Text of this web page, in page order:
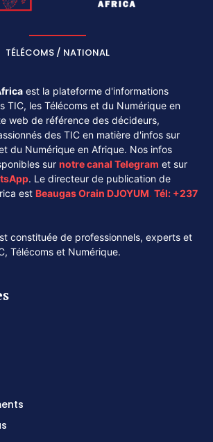
TÉLÉCOMS / NATIONAL
est la plateforme d'informations
TIC, les Télécoms et du Numérique en
web de référence des décideurs,
des TIC en matière d'infos sur
du Numérique en Afrique. Nos infos
sur notre canal Telegram et sur
. Le directeur de publication de
est Beaugas Orain DJOYUM. Tél: +237
constituée de professionnels, experts et
Télécoms et Numérique.